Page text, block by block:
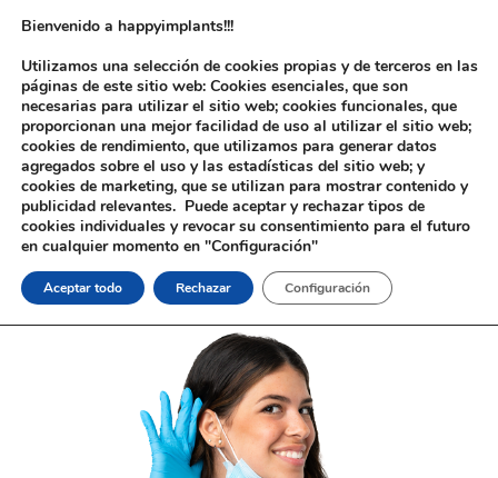
Bienvenido a happyimplants!!!
Utilizamos una selección de cookies propias y de terceros en las
páginas de este sitio web: Cookies esenciales, que son
necesarias para utilizar el sitio web; cookies funcionales, que
proporcionan una mejor facilidad de uso al utilizar el sitio web;
cookies de rendimiento, que utilizamos para generar datos
agregados sobre el uso y las estadísticas del sitio web; y
cookies de marketing, que se utilizan para mostrar contenido y
publicidad relevantes. Puede aceptar y rechazar tipos de
cookies individuales y revocar su consentimiento para el futuro
en cualquier momento en "Configuración"
Aceptar todo Rechazar Configuración